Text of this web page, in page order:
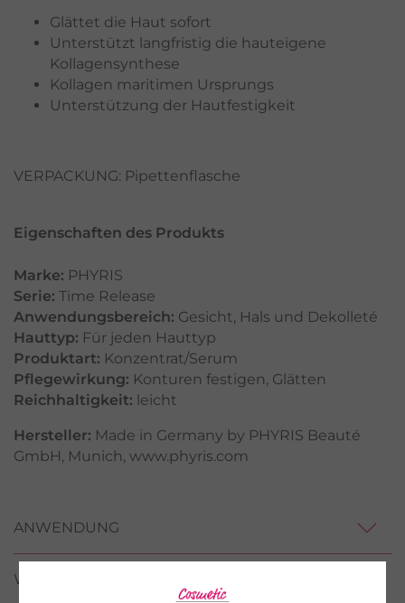
Glättet die Haut sofort
Unterstützt langfristig die hauteigene
Kollagensynthese
Kollagen maritimen Ursprungs
Unterstützung der Hautfestigkeit
VERPACKUNG: Pipettenflasche
Eigenschaften des Produkts
Marke: PHYRIS
Serie: Time Release
Anwendungsbereich: Gesicht, Hals und Dekolleté
Hauttyp: Für jeden Hauttyp
Produktart: Konzentrat/Serum
Pflegewirkung: Konturen festigen, Glätten
Reichhaltigkeit: leicht
Hersteller: Made in Germany by PHYRIS Beauté
GmbH, Munich, www.phyris.com
ANWENDUNG
WIRKSTOFFE / INCI